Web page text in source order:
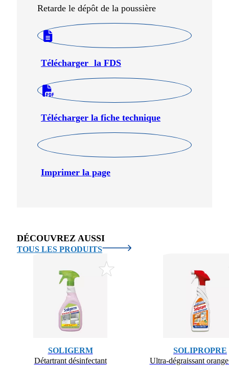
Retarde le dépôt de la poussière
Télécharger la FDS
Télécharger la fiche technique
Imprimer la page
DÉCOUVREZ AUSSI
TOUS LES PRODUITS
SOLIGERM
Détartrant désinfectant
SOLIPROPRE
Ultra-dégraissant